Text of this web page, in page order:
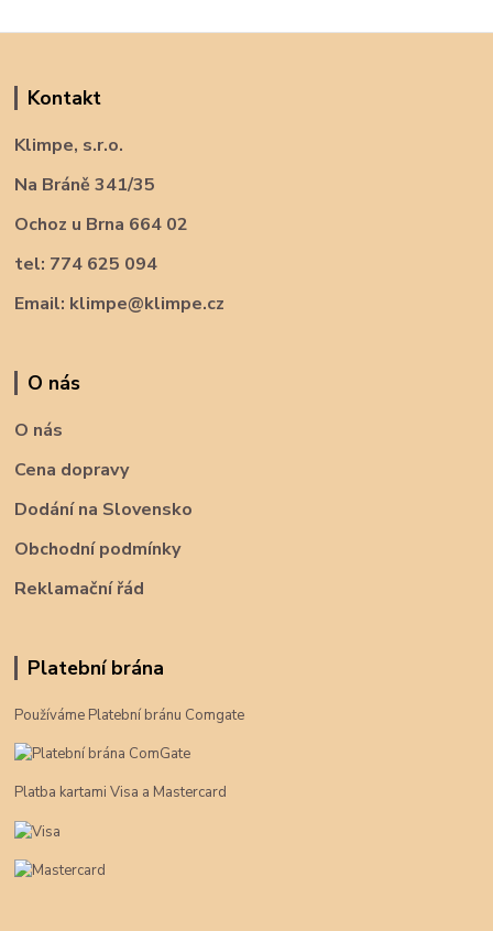
Kontakt
Klimpe, s.r.o.
Na Bráně 341/35
Ochoz u Brna 664 02
tel: 774 625 094
Email: klimpe@klimpe.cz
O nás
O nás
Cena dopravy
Dodání na Slovensko
Obchodní podmínky
Reklamační řád
Platební brána
Používáme Platební bránu Comgate
Platba kartami Visa a Mastercard